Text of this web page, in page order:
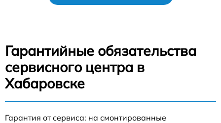
Гарантийные обязательства
сервисного центра в
Хабаровске
Гарантия от сервиса: на смонтированные